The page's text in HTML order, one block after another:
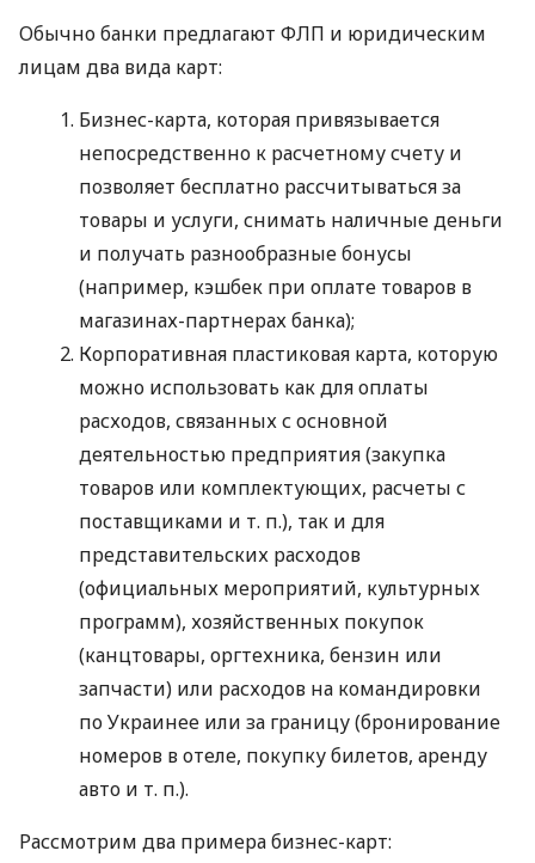
Обычно банки предлагают ФЛП и юридическим
лицам два вида карт:
Бизнес-карта, которая привязывается
непосредственно к расчетному счету и
позволяет бесплатно рассчитываться за
товары и услуги, снимать наличные деньги
и получать разнообразные бонусы
(например, кэшбек при оплате товаров в
магазинах-партнерах банка);
Корпоративная пластиковая карта, которую
можно использовать как для оплаты
расходов, связанных с основной
деятельностью предприятия (закупка
товаров или комплектующих, расчеты с
поставщиками и т. п.), так и для
представительских расходов
(официальных мероприятий, культурных
программ), хозяйственных покупок
(канцтовары, оргтехника, бензин или
запчасти) или расходов на командировки
по Украинее или за границу (бронирование
номеров в отеле, покупку билетов, аренду
авто и т. п.).
Рассмотрим два примера бизнес-карт: